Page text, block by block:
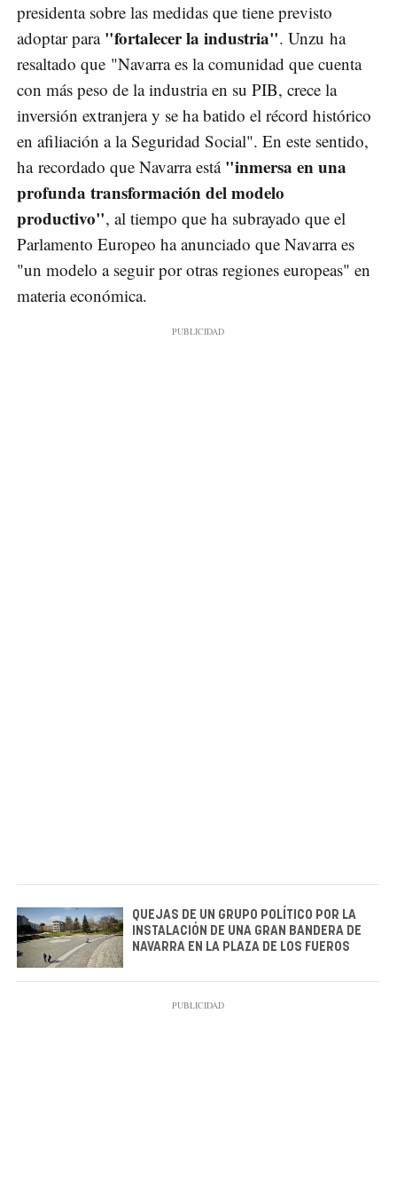
presidenta sobre las medidas que tiene previsto
adoptar para "fortalecer la industria". Unzu ha
resaltado que "Navarra es la comunidad que cuenta
con más peso de la industria en su PIB, crece la
inversión extranjera y se ha batido el récord histórico
en afiliación a la Seguridad Social". En este sentido,
ha recordado que Navarra está "inmersa en una
profunda transformación del modelo
productivo", al tiempo que ha subrayado que el
Parlamento Europeo ha anunciado que Navarra es
"un modelo a seguir por otras regiones europeas" en
materia económica.
QUEJAS DE UN GRUPO POLÍTICO POR LA
INSTALACIÓN DE UNA GRAN BANDERA DE
NAVARRA EN LA PLAZA DE LOS FUEROS